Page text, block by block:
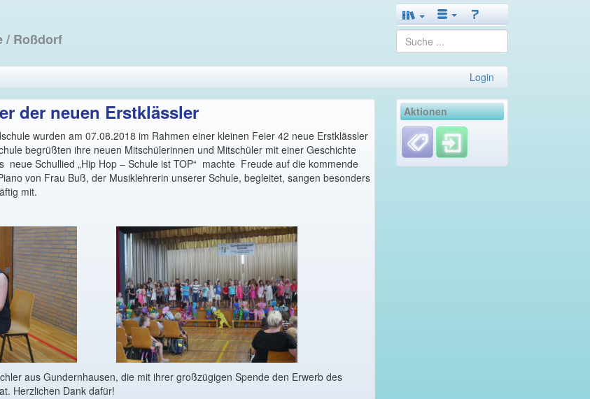
/ Roßdorf
Login
der neuen Erstklässler
wurden am 07.08.2018 im Rahmen einer kleinen Feier 42 neue Erstklässler
begrüßten ihre neuen Mitschülerinnen und Mitschüler mit einer Geschichte
neue Schullied „Hip Hop – Schule ist TOP“ machte Freude auf die kommende
von Frau Buß, der Musiklehrerin unserer Schule, begleitet, sangen besonders
mit.
aus Gundernhausen, die mit ihrer großzügigen Spende den Erwerb des
Herzlichen Dank dafür!
Aktionen